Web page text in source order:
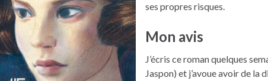
ses propres risques.
Mon avis
J’écris ce roman quelques
Jaspon) et j’avoue avoir de